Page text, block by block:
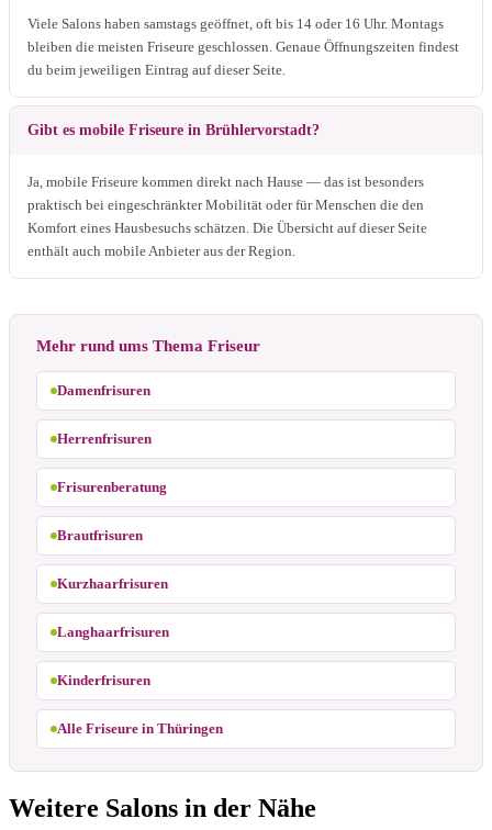
Viele Salons haben samstags geöffnet, oft bis 14 oder 16 Uhr. Montags
bleiben die meisten Friseure geschlossen. Genaue Öffnungszeiten findest
du beim jeweiligen Eintrag auf dieser Seite.
Gibt es mobile Friseure in Brühlervorstadt?
Ja, mobile Friseure kommen direkt nach Hause — das ist besonders
praktisch bei eingeschränkter Mobilität oder für Menschen die den
Komfort eines Hausbesuchs schätzen. Die Übersicht auf dieser Seite
enthält auch mobile Anbieter aus der Region.
Mehr rund ums Thema Friseur
Damenfrisuren
Herrenfrisuren
Frisurenberatung
Brautfrisuren
Kurzhaarfrisuren
Langhaarfrisuren
Kinderfrisuren
Alle Friseure in Thüringen
Weitere Salons in der Nähe